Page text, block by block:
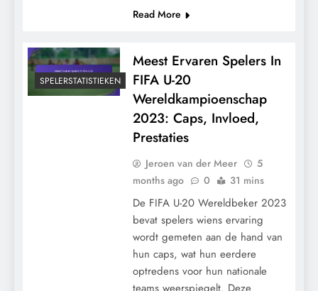
Read More
SPELERSTATISTIEKEN
Meest Ervaren Spelers In
FIFA U-20
Wereldkampioenschap
2023: Caps, Invloed,
Prestaties
Jeroen van der Meer
5
months ago
0 31 mins
De FIFA U-20 Wereldbeker 2023
bevat spelers wiens ervaring
wordt gemeten aan de hand van
hun caps, wat hun eerdere
optredens voor hun nationale